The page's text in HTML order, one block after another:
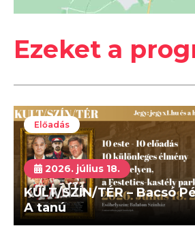
Ezeket a
Előadás
2026. július 18.
KULT/SZÍN/TÉR – Bacsó
A tanú